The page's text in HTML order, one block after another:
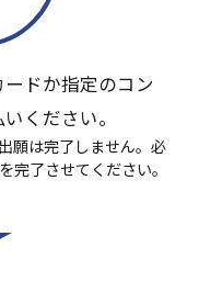
ドか指定のコン
ください。
願は完了しません。必
完了させてください。